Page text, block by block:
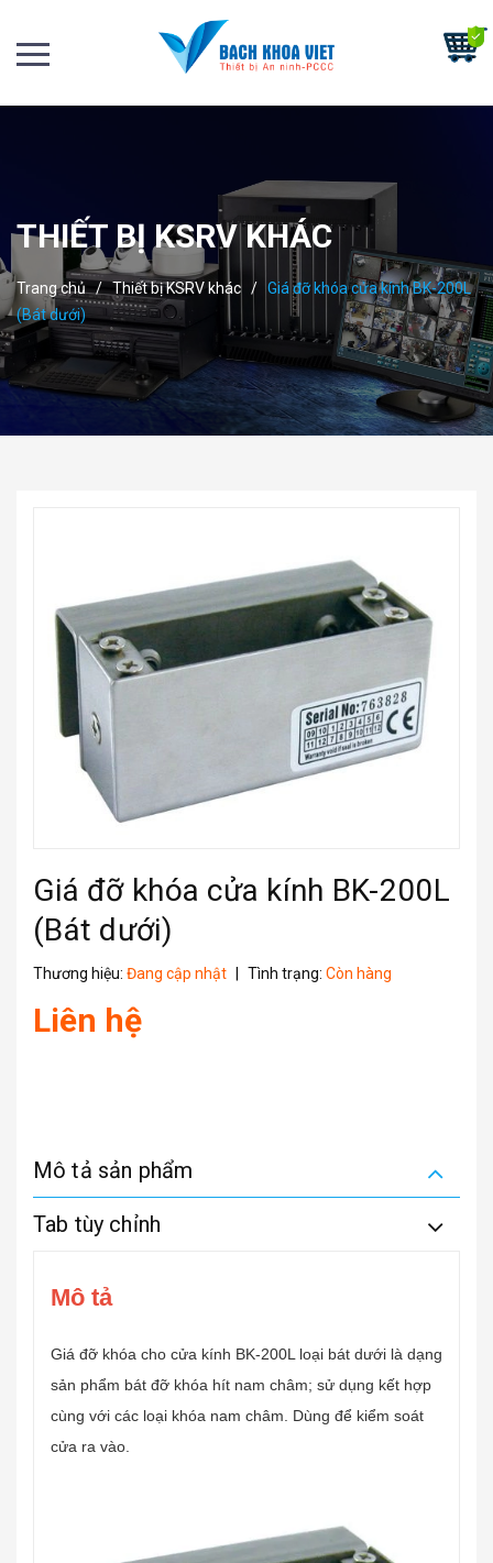
THIẾT BỊ KSRV KHÁC
Trang chủ / Thiết bị KSRV khác / Giá đỡ khóa cửa kính BK-200L
(Bát dưới)
Giá đỡ khóa cửa kính BK-200L
(Bát dưới)
Thương hiệu: Đang cập nhật Tình trạng: Còn hàng
Liên hệ
Mô tả sản phẩm
Tab tùy chỉnh
Mô tả
Giá đỡ khóa cho cửa kính BK-200L loại bát dưới là dạng
sản phẩm bát đỡ khóa hít nam châm; sử dụng kết hợp
cùng với các loại khóa nam châm. Dùng để kiểm soát
cửa ra vào.